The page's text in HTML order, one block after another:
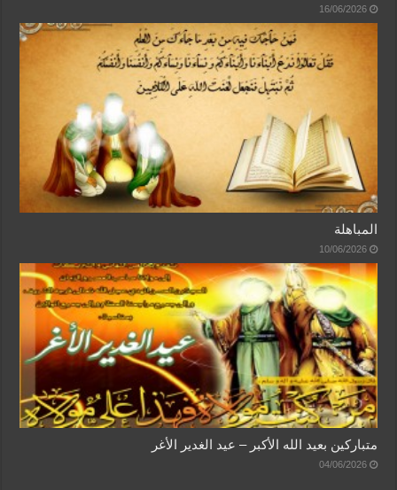
16/06/2026
المباهلة
10/06/2026
متباركين بعيد الله الأكبر – عيد الغدير الأغر
04/06/2026